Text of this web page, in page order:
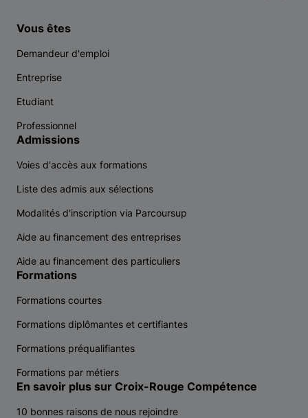
Vous êtes
Demandeur d'emploi
Entreprise
Etudiant
Professionnel
Admissions
Voies d'accès aux formations
Liste des admis aux sélections
Modalités d'inscription via Parcoursup
Aide au financement des entreprises
Aide au financement des particuliers
Formations
Formations courtes
Formations diplômantes et certifiantes
Formations préqualifiantes
Formations par métiers
En savoir plus sur Croix-Rouge Compétence
10 bonnes raisons de nous rejoindre